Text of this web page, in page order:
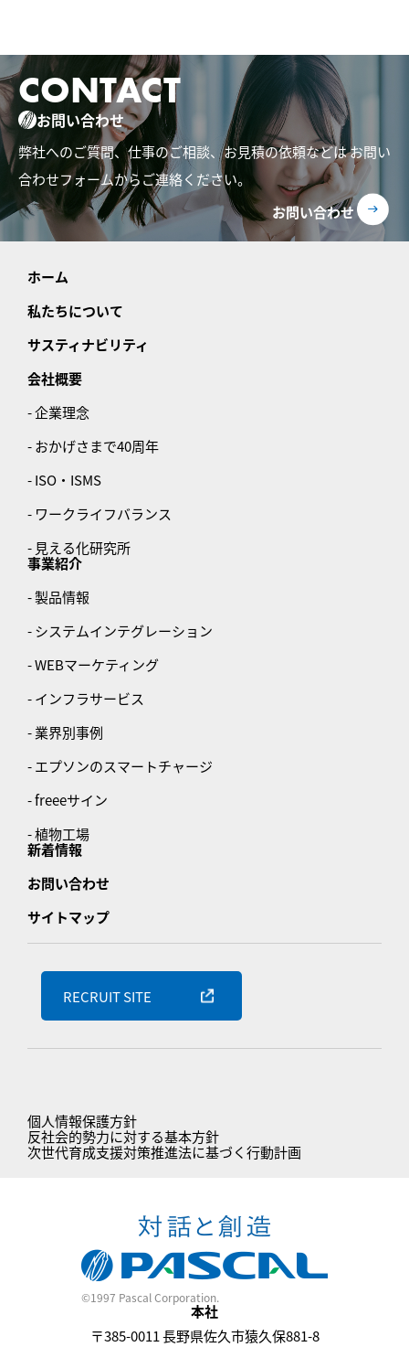
CONTACT
お問い合わせ
弊社へのご質問、仕事のご相談、お見積の依頼などはお問い
合わせフォームからご連絡ください。
お問い合わせ
ホーム
私たちについて
サスティナビリティ
会社概要
- 企業理念
- おかげさまで40周年
- ISO・ISMS
- ワークライフバランス
- 見える化研究所
事業紹介
- 製品情報
- システムインテグレーション
- WEBマーケティング
- インフラサービス
- 業界別事例
- エプソンのスマートチャージ
- freeeサイン
- 植物工場
新着情報
お問い合わせ
サイトマップ
RECRUIT SITE
個人情報保護方針
反社会的勢力に対する基本方針
次世代育成支援対策推進法に基づく行動計画
©1997 Pascal Corporation.
本社
〒385-0011 長野県佐久市猿久保881-8